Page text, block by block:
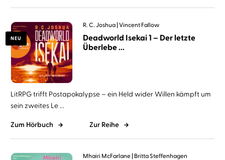
NEU
R. C. Joshua Vincent Fallow
Deadworld Isekai 1 – Der letzte
Überlebe ...
LitRPG trifft Postapokalypse – ein Held wider Willen kämpft um
sein zweites Le ...
Zum Hörbuch Zur Reihe
Mhairi McFarlane Britta Steffenhagen